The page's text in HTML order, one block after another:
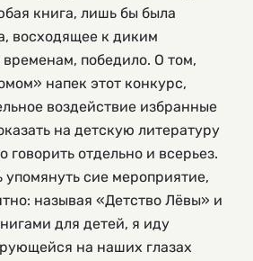
книга, лишь бы была
восходящее к диким
победило. О том,
напек этот конкурс,
воздействие избранные
на детскую литературу
говорить отдельно и всерьез.
сие мероприятие,
называя «Детство Лёвы» и
для детей, я иду
на наших глазах